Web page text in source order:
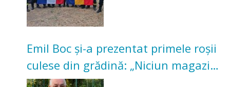
Emil Boc și-a prezentat primele roșii
culese din grădină: „Niciun magazin
nu poate oferi această satisfacție”